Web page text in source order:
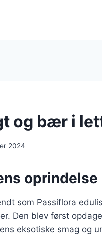
og bær i
2024
som Passiflora
Den blev først
eksotiske smag og